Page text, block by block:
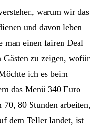
warum wir das
und davon leben
man einen fairen Deal
zu zeigen, wofür
ich es beim
das Menü 340 Euro
70, 80 Stunden arbeiten,
dem Teller landet, ist